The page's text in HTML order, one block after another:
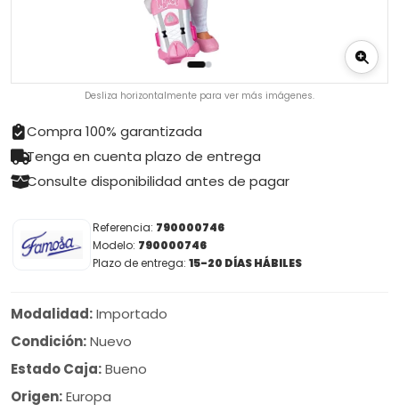
Desliza horizontalmente para ver más imágenes.
Compra 100% garantizada
Tenga en cuenta plazo de entrega
Consulte disponibilidad antes de pagar
Referencia: 790000746
Modelo: 790000746
Plazo de entrega: 15-20 DÍAS HÁBILES
Modalidad:Importado
Condición:Nuevo
Estado Caja:Bueno
Origen:Europa